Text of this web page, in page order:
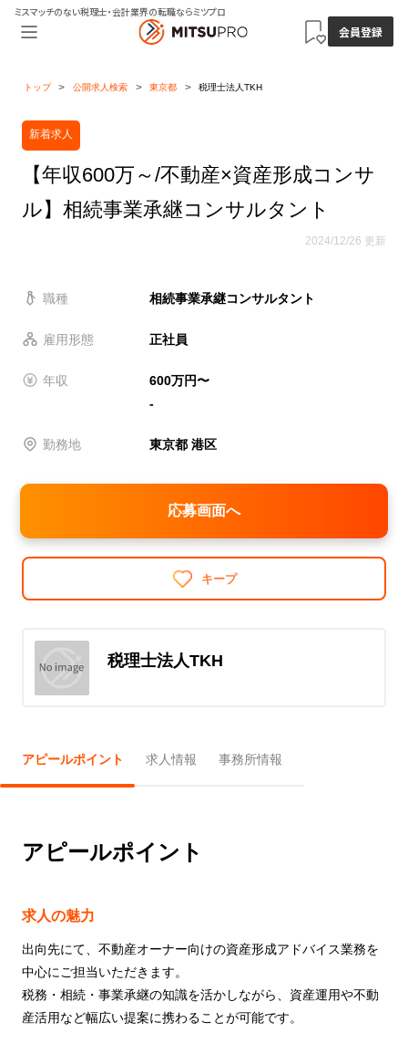
ミスマッチのない税理士・会計業界の転職ならミツプロ
会員登録
トップ 公開求人検索 東京都 税理士法人TKH
新着求人
【年収600万～/不動産×資産形成コンサ
ル】相続事業承継コンサルタント
2024/12/26 更新
職種 相続事業承継コンサルタント
雇用形態 正社員
年収
600万円〜
-
勤務地 東京都 港区
応募画面へ
キープ
税理士法人TKH
アピールポイント 求人情報 事務所情報
アピールポイント
求人の魅力
出向先にて、不動産オーナー向けの資産形成アドバイス業務を
中心にご担当いただきます。
税務・相続・事業承継の知識を活かしながら、資産運用や不動
産活用など幅広い提案に携わることが可能です。